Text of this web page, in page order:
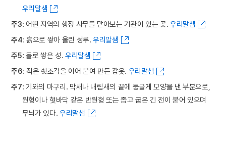
우리말샘
주3: 어떤 지역의 행정 사무를 맡아보는 기관이 있는 곳. 우리말샘
주4: 흙으로 쌓아 올린 성루.우리말샘
주5: 돌로 쌓은 성. 우리말샘
주6: 작은 쇳조각을 이어 붙여 만든 갑옷. 우리말샘
주7: 기와의 마구리. 막새나 내림새의 끝에 둥글게 모양을 낸 부분으로,
원형이나 혓바닥 같은 반원형 또는 좁고 굽은 긴 전이 붙어 있으며
무늬가 있다. 우리말샘